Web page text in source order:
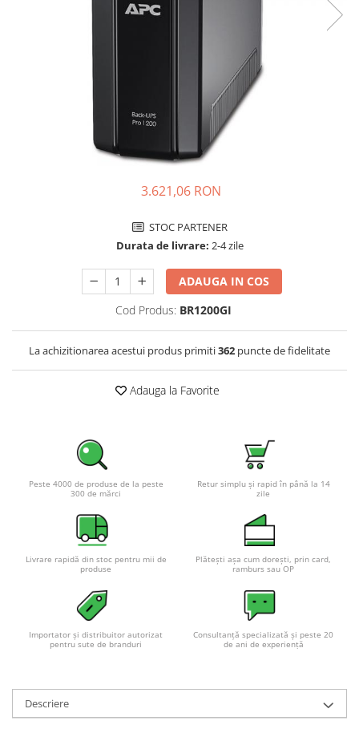
Controlere solare
Convertoare de tensiune
Sisteme de stocare energie
Pachete complete stocare energie
Sisteme fotovoltaice complete
Sisteme fotovoltaice de putere
mica (rulota/caravan/case de
Statii de incarcare vehicule
Statii de incarcare
Cabluri de incarcare vehicule
Prize de incarcare vehicule
Acumulatori VRLA AGM/GEL /
6-12 V
3.621,06 RON
STOC PARTENER
Durata de livrare: 2-4 zile
ADAUGA IN COS
Cod Produs: BR1200GI
La achizitionarea acestui produs primiti362 puncte de fidelitate
Adauga la Favorite
Peste 4000 de produse de la peste
300 de mărci
Retur simplu și rapid în până la 14
zile
Livrare rapidă din stoc pentru mii de
produse
Plătești așa cum dorești, prin card,
ramburs sau OP
Importator și distribuitor autorizat
pentru sute de branduri
Consultanță specializată și peste 20
de ani de experiență
Descriere